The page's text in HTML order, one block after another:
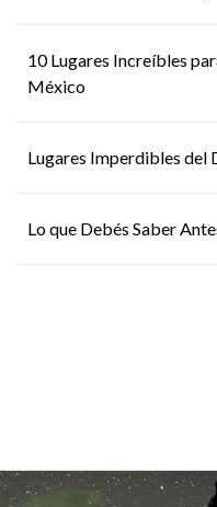
10 Lugares Increíbles
México
Lugares Imperdibles del
Lo que Debés Saber